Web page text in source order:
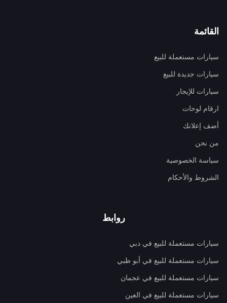
القائمة
سيارات مستعملة للبيع
سيارات جديدة للبيع
سيارات للإيجار
ارقام لوحات
أضف إعلانك
من نحن
سياسة الخصوصية
الشروط والأحكام
روابط
سيارات مستعملة للبيع في دبي
سيارات مستعملة للبيع في أبو ظبي
سيارات مستعملة للبيع في عجمان
سيارات مستعملة للبيع في العين